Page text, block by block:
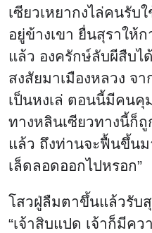
เซียวเหยากงไล่คนรับ
อยู่ข้างเขา ยื่นสุราให้ก
แล้ว องครักษ์ลับผีสืบไ
สงสัยมาเมืองหลวง จ
เป็นหงเล่ ตอนนี้มีคนคุ
ทางหลินเซียวทางนี้ก็
แล้ว ถึงท่านจะฟื้นขึ้นม
เล็ดลอดออกไปหรอก”
โสวฝู่ลืมตาขึ้นแล้วรับ
“เจ้าสิบแปด เจ้าก็มีคว